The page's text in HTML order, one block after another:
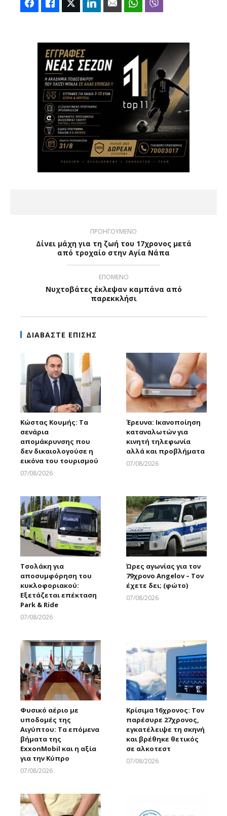
FacebookLike Twitter LinkedIn Email WhatsApp
ΠΡΟΗΓΟΥΜΕΝΟ
Δίνει μάχη για τη ζωή του 17χρονος μετά
από τροχαίο στην Αγία Νάπα
ΕΠΟΜΕΝΟ
Νυχτοβάτες έκλεψαν καμπάνα από
παρεκκλήσι
ΔΙΑΒΑΣΤΕ ΕΠΙΣΗΣ
Κώστας Κουμής: Τα
σενάρια
απομάκρυνσης που
δεν δικαιολογούσε η
εικόνα του τουρισμού
07/08/2026
Έρευνα: Ικανοποίηση
καταναλωτών για
κινητή τηλεφωνία
αλλά και προβλήματα
07/08/2026
Τσολάκη για
αποσυμφόρηση του
κυκλοφοριακού:
Εξετάζεται επέκταση
Park & Ride
07/08/2026
Ώρες αγωνίας για τον
79χρονο Angelov – Τον
έχετε δει; (φώτο)
07/08/2026
Φυσικό αέριο με
υποδομές της
Αιγύπτου: Τα επόμενα
βήματα της
ExxonMobil και η αξία
για την Κύπρο
07/08/2026
Κρίσιμα 16χρονος: Τον
παρέσυρε 27χρονος,
εγκατέλειψε τη σκηνή
και βρέθηκε θετικός
σε αλκοτεστ
07/08/2026